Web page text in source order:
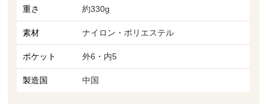
重さ 約330g
素材 ナイロン・ポリエステル
ポケット 外6・内5
製造国 中国